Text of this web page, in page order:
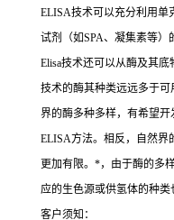
ELISA技术可以充分利用单
试剂（如SPA、凝集素等）
Elisa技术还可以从酶及其底
技术的酶其种类远远多于可
界的酶多种多样，有希望
ELISA方法。相反，自然界
更加有限。 *，由于酶的多
应的生色源或供氢体的种类
客户须知：